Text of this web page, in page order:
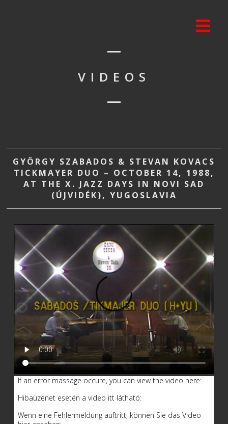
VIDEOS
GYÖRGY SZABADOS & STEVAN KOVACS
TICKMAYER DUO – OCTOBER 14, 1988,
AT THE X. JAZZ DAYS IN NOVI SAD
(ÚJVIDÉK), YUGOSLAVIA
If an error massage occure, you can view the video here:
Hibaüzenet esetén a video itt látható:
Wenn eine Fehlermeldung auftritt, können Sie das Video